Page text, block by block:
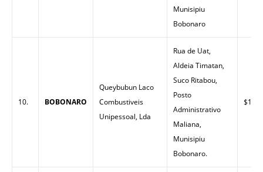
Munisipiu
Bobonaro
10. BOBONARO
Queybubun Laco
Combustiveis
Unipessoal, Lda
Rua de Uat,
Aldeia Timatan,
Suco Ritabou,
Posto
Administrativo
Maliana,
Munisipiu
Bobonaro.
$1.55